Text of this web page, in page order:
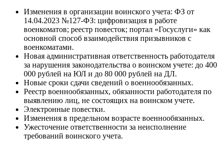
Изменения в организации воинского учета: ФЗ от
14.04.2023 №127-ФЗ: цифровизация в работе
военкоматов; реестр повесток; портал «Госуслуги» как
основной способ взаимодействия призывников с
военкоматами.
Новая административная ответственность работодателя
за нарушения законодательства о воинском учете: до 400
000 рублей на ЮЛ и до 80 000 рублей на ДЛ.
Новые сроки сдачи сведений о военнообязанных.
Реестр военнообязанных, обязанности работодателя по
выявлению лиц, не состоящих на воинском учете.
Электронные повестки.
Изменения в предельном возрасте военнообязанных.
Ужесточение ответственности за неисполнение
требований воинского учета.